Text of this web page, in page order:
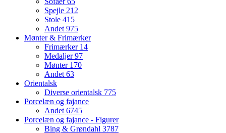
Spejle 212
Stole 415
Andet975
Mønter & Frimærker
Frimærker 14
Medaljer97
Mønter 170
Andet63
Orientalsk
Diverse orientalsk 775
Porcelæn og fajance
Andet6745
Porcelæn og fajance - Figurer
Bing & Grøndahl 3787